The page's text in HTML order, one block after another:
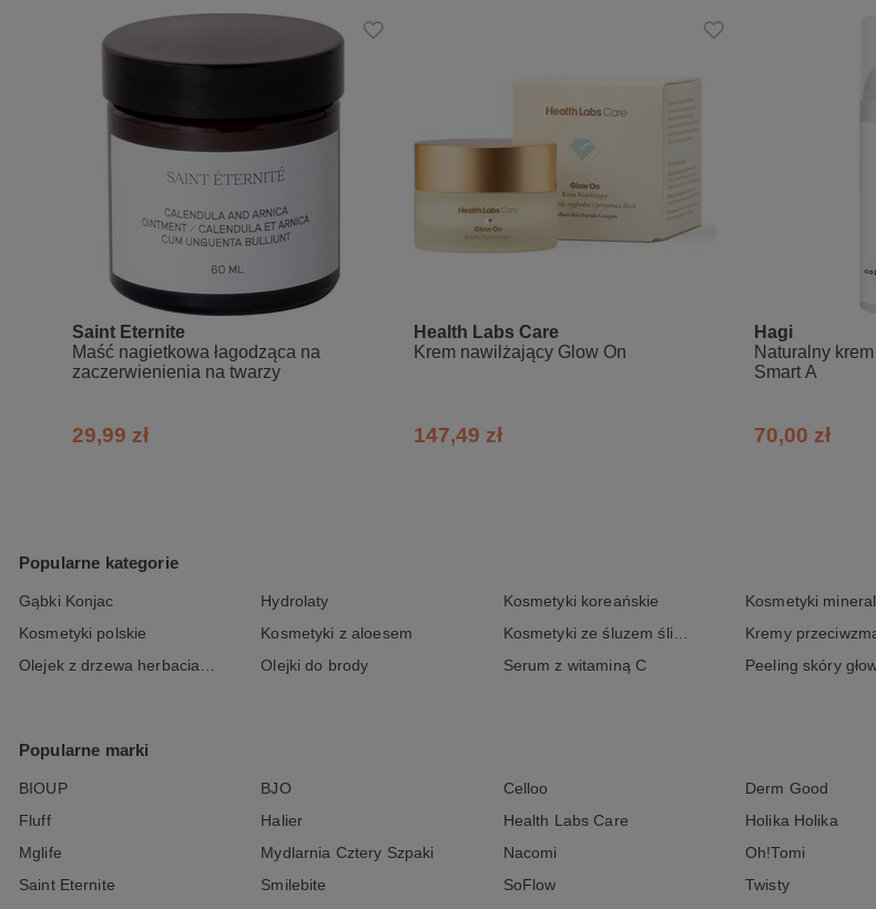
Saint Eternite
Maść nagietkowa łagodząca na
zaczerwienienia na twarzy
29,99 zł
Health Labs Care
Krem nawilżający Glow On
147,49 zł
Hagi
Naturalny
Smart A
70,00 zł
Popularne kategorie
Gąbki Konjac Hydrolaty Kosmetyki koreańskie Kosmetyki
Kosmetyki polskie
Kosmetyki z aloesem Kosmetyki ze śluzem ślimaka
Olejek z drzewa herbacianego
Olejki do brody Serum z witaminą C Peeling skóry
Popularne marki
BIOUP BJO Celloo Derm Good
Fluff
Halier Health Labs Care Holika Holika
Mglife
Mydlarnia Cztery Szpaki Nacomi Oh!Tomi
Saint Eternite
Smilebite SoFlow Twisty